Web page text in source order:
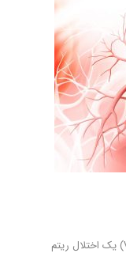
تاکی کاردی بطنی (Ventricular tachycardia) یک اختلال ریتم